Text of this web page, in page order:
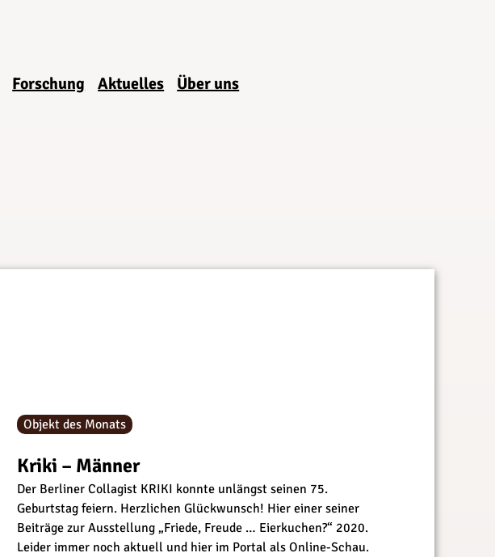
Forschung Aktuelles Über uns
Objekt des Monats
Kriki – Männer
Der Berliner Collagist KRIKI konnte unlängst seinen 75.
Geburtstag feiern. Herzlichen Glückwunsch! Hier einer seiner
Beiträge zur Ausstellung „Friede, Freude … Eierkuchen?“ 2020.
Leider immer noch aktuell und hier im Portal als Online-Schau.